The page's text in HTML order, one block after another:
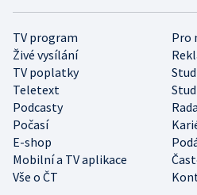
TV program
Pro
Živé vysílání
TV poplatky
Teletext
Podcasty
Počasí
E-shop
Mobilní a TV aplikace
Vše o ČT